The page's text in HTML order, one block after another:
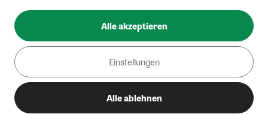
Alle akzeptieren
Einstellungen
Alle ablehnen